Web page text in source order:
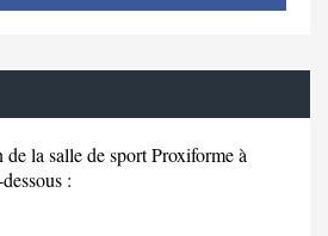
la salle de sport Proxiforme à
: